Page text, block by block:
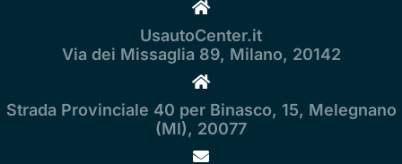
UsautoCenter.it
Via dei Missaglia 89, Milano, 20142
Strada Provinciale 40 per Binasco, 15, Melegnano
(MI), 20077